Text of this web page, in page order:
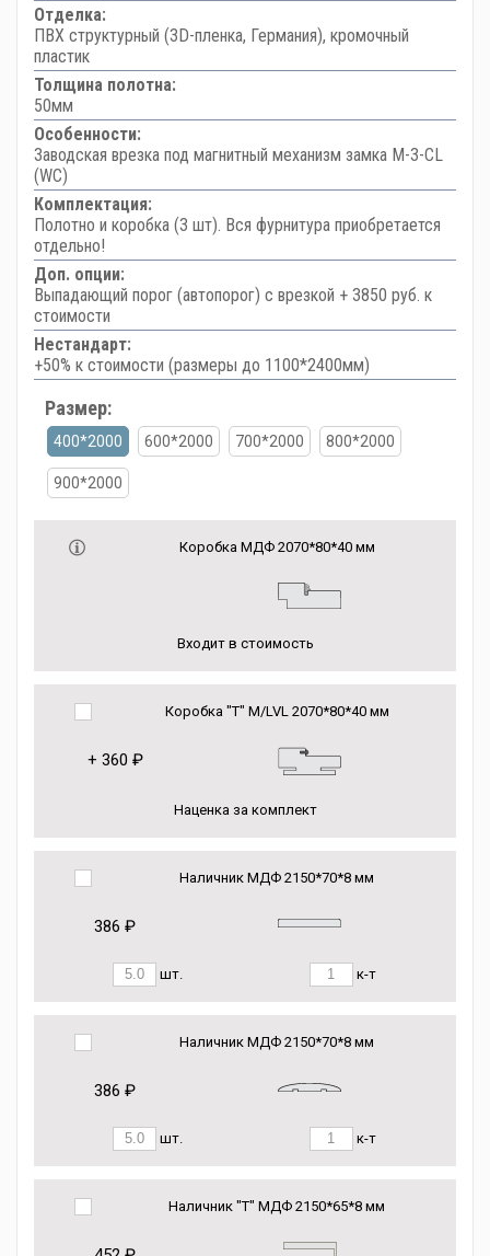
Отделка:
ПВХ структурный (3D-пленка, Германия), кромочный
пластик
Толщина полотна:
50мм
Особенности:
Заводская врезка под магнитный механизм замка M-3-CL
(WC)
Комплектация:
Полотно и коробка (3 шт). Вся фурнитура приобретается
отдельно!
Доп. опции:
Выпадающий порог (автопорог) с врезкой + 3850 руб. к
стоимости
Нестандарт:
+50% к стоимости (размеры до 1100*2400мм)
Размер:
400*2000 600*2000 700*2000 800*2000
900*2000
Коробка МДФ 2070*80*40 мм
Входит в стоимость
Коробка "Т" M/LVL 2070*80*40 мм
+ 360 ₽
Наценка за комплект
Наличник МДФ 2150*70*8 мм
386 ₽
шт. к-т
Наличник МДФ 2150*70*8 мм
386 ₽
шт. к-т
Наличник "Т" МДФ 2150*65*8 мм